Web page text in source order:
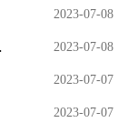
2023-07-08
极布局 2023-07-08
2023-07-07
2023-07-07